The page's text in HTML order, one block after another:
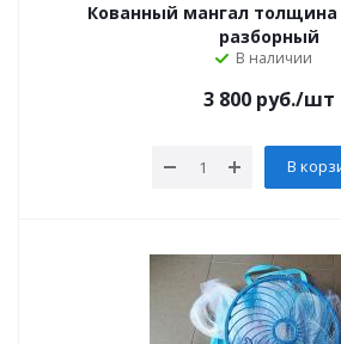
Кованный мангал
разборный
В наличии
3 800 руб./шт
В